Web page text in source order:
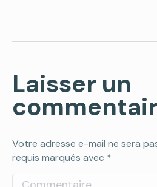
Laisser un
Votre adresse e-mail ne sera
requis marqués avec *
Commentaire